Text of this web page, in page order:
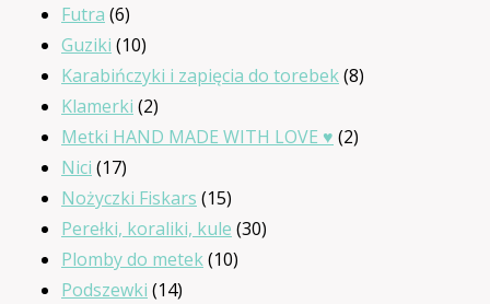
Futra 66
produktów
Guziki 1010
produktów
Karabińczyki i zapięcia do torebek 88
Klamerki 22
produkty
Metki HAND MADE WITH LOVE ♥ 22
Nici 1717
produktów
Nożyczki Fiskars 1515
produktów
Perełki, koraliki, kule 3030
Plomby do metek 1010
Podszewki 1414